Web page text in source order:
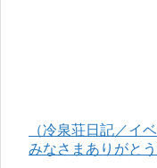
（冷泉荘日記／イ
みなさまありがと